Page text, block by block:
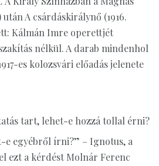
után A csárdáskirálynő (1916.
Kálmán Imre operettjét
nélkül. A darab mindenhol
es kolozsvári előadás jelenete
tart, lehet-e hozzá tollal érni?
egyébről írni?” – Ignotus, a
ezt a kérdést Molnár Ferenc